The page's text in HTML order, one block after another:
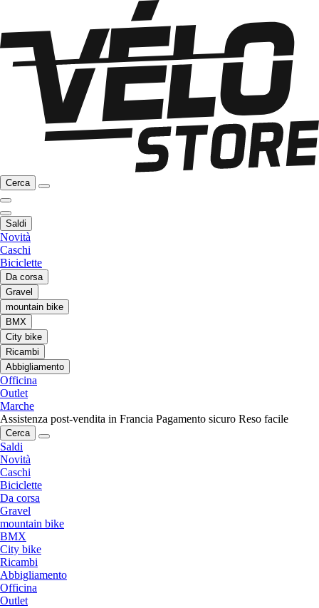
Cerca
Saldi
Novità
Caschi
Biciclette
Da corsa
Gravel
mountain bike
BMX
City bike
Ricambi
Abbigliamento
Officina
Outlet
Marche
Assistenza post-vendita in Francia Pagamento sicuro Reso facile
Cerca
Saldi
Novità
Caschi
Biciclette
Da corsa
Gravel
mountain bike
BMX
City bike
Ricambi
Abbigliamento
Officina
Outlet